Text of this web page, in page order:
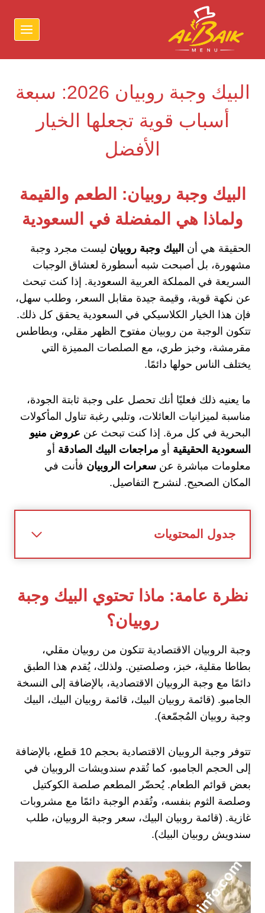
المحتوى
البيك وجبة روبيان 2026: سبعة
أسباب قوية تجعلها الخيار
الأفضل
البيك وجبة روبيان: الطعم والقيمة
ولماذا هي المفضلة في السعودية
الحقيقة هي أن البيك وجبة روبيان ليست مجرد وجبة
مشهورة، بل أصبحت شبه أسطورة لعشاق الوجبات
السريعة في المملكة العربية السعودية. إذا كنت تبحث
عن نكهة قوية، وقيمة جيدة مقابل السعر، وطلب سهل،
فإن هذا الخيار الكلاسيكي في السعودية يحقق كل ذلك.
تتكون الوجبة من روبيان مفتوح الظهر مقلي، وبطاطس
مقرمشة، وخبز طري، مع الصلصات المميزة التي
يختلف الناس حولها دائمًا.
ما يعنيه ذلك فعليًا أنك تحصل على وجبة ثابتة الجودة،
مناسبة لميزانيات العائلات، وتلبي رغبة تناول المأكولات
البحرية في كل مرة. إذا كنت تبحث عن عروض منيو
السعودية الحقيقية أو مراجعات البيك الصادقة أو
معلومات مباشرة عن سعرات الروبيان فأنت في
المكان الصحيح. لنشرح التفاصيل.
جدول المحتويات
نظرة عامة: ماذا تحتوي البيك وجبة
روبيان؟
وجبة الروبيان الاقتصادية تتكون من روبيان مقلي،
بطاطا مقلية، خبز، وصلصتين. ولذلك، يُقدم هذا الطبق
دائمًا مع وجبة الروبيان الاقتصادية، بالإضافة إلى النسخة
الجامبو. (قائمة روبيان البيك، قائمة روبيان البيك، البيك
وجبة روبيان المُجمّعة).
تتوفر وجبة الروبيان الاقتصادية بحجم 10 قطع، بالإضافة
إلى الحجم الجامبو، كما تُقدم سندويشات الروبيان في
بعض قوائم الطعام. يُحضّر المطعم صلصة الكوكتيل
وصلصة الثوم بنفسه، وتُقدم الوجبة دائمًا مع مشروبات
غازية. (قائمة روبيان البيك، سعر وجبة الروبيان، طلب
سندويش روبيان البيك).